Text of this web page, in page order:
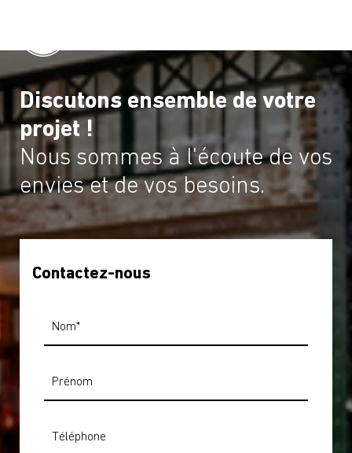
Discutons ensemble de votre
projet !
Nous sommes à l'écoute de vos
envies et de vos besoins.
Contactez-nous